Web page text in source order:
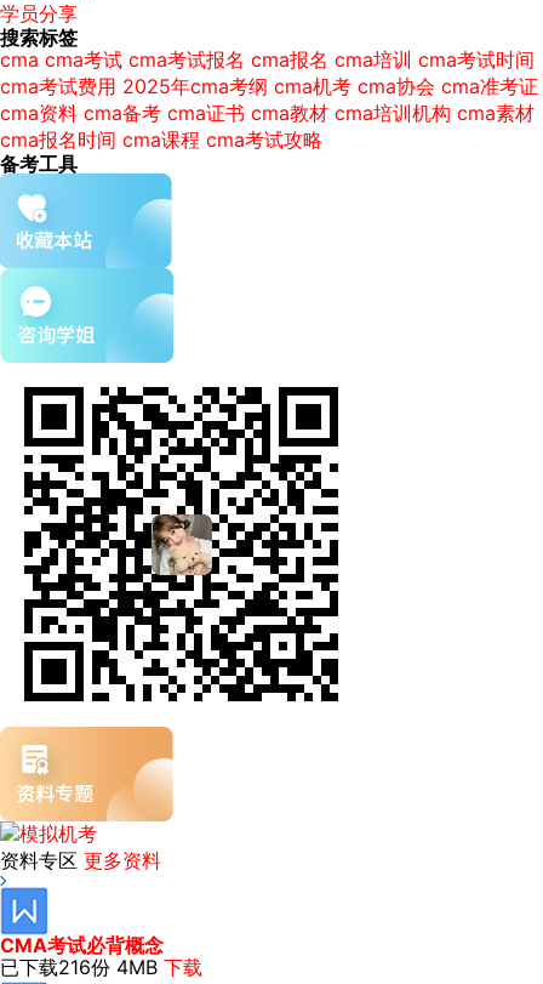
学员分享
搜索标签
cma cma考试 cma考试报名 cma报名 cma培训 cma考试时间
cma考试费用 2025年cma考纲 cma机考 cma协会 cma准考证
cma资料 cma备考 cma证书 cma教材 cma培训机构 cma素材
cma报名时间 cma课程 cma考试攻略
备考工具
资料专区 更多资料
CMA考试必背概念
已下载216份 4MB 下载